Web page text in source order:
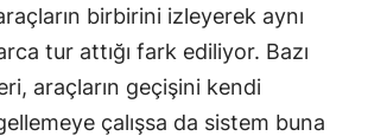
birbirini izleyerek aynı
tur attığı fark ediliyor. Bazı
araçların geçişini kendi
çalışsa da sistem buna